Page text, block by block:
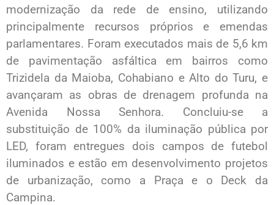
modernização da rede de ensino, utilizando
principalmente recursos próprios e emendas
parlamentares. Foram executados mais de 5,6 km
de pavimentação asfáltica em bairros como
Trizidela da Maioba, Cohabiano e Alto do Turu, e
avançaram as obras de drenagem profunda na
Avenida Nossa Senhora. Concluiu-se a
substituição de 100% da iluminação pública por
LED, foram entregues dois campos de futebol
iluminados e estão em desenvolvimento projetos
de urbanização, como a Praça e o Deck da
Campina.